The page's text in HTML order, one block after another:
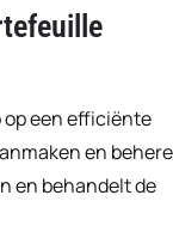
op een efficiënte
en
en behandelt de